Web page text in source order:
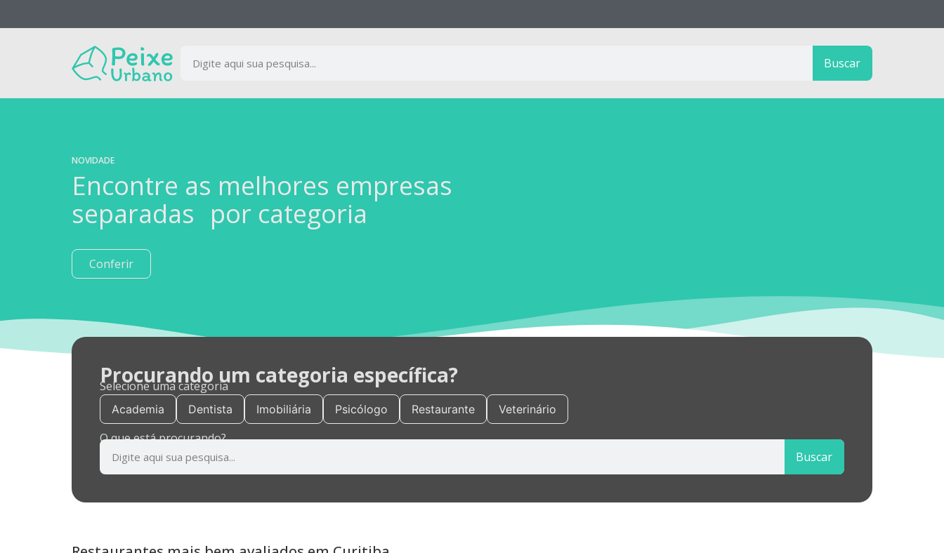
Buscar
NOVIDADE
Encontre as melhores empresas
separadas por categoria
Conferir
Procurando um categoria específica?
Selecione uma categoria
Academia Dentista Imobiliária Psicólogo Restaurante Veterinário
O que está procurando?
Buscar